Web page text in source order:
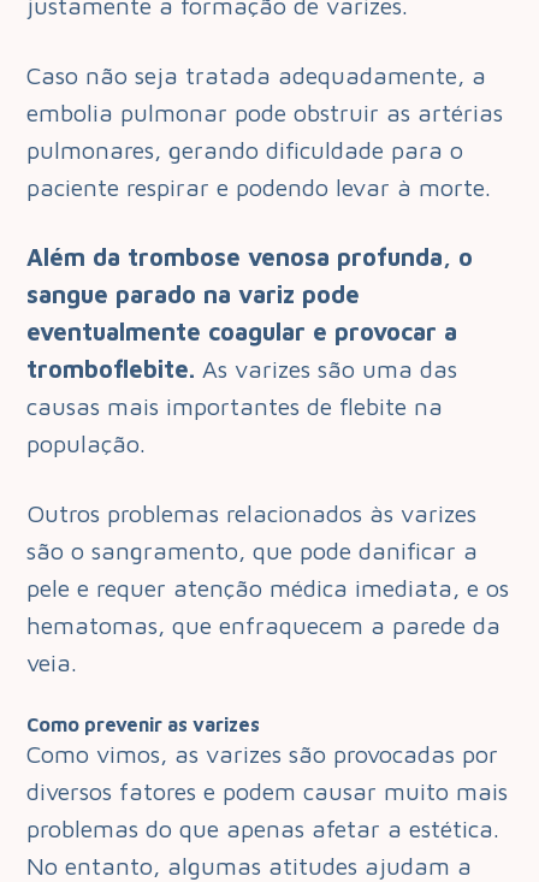
Caso não seja tratada adequadamente, a
embolia pulmonar pode obstruir as artérias
pulmonares, gerando dificuldade para o
paciente respirar e podendo levar à morte.
Além da trombose venosa profunda, o
sangue parado na variz pode
eventualmente coagular e provocar a
tromboflebite. As varizes são uma das
causas mais importantes de flebite na
população.
Outros problemas relacionados às varizes
são o sangramento, que pode danificar a
pele e requer atenção médica imediata, e os
hematomas, que enfraquecem a parede da
veia.
Como prevenir as varizes
Como vimos, as varizes são provocadas por
diversos fatores e podem causar muito mais
problemas do que apenas afetar a estética.
No entanto, algumas atitudes ajudam a